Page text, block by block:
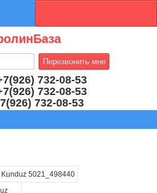
732-08-53
732-08-53
732-08-53